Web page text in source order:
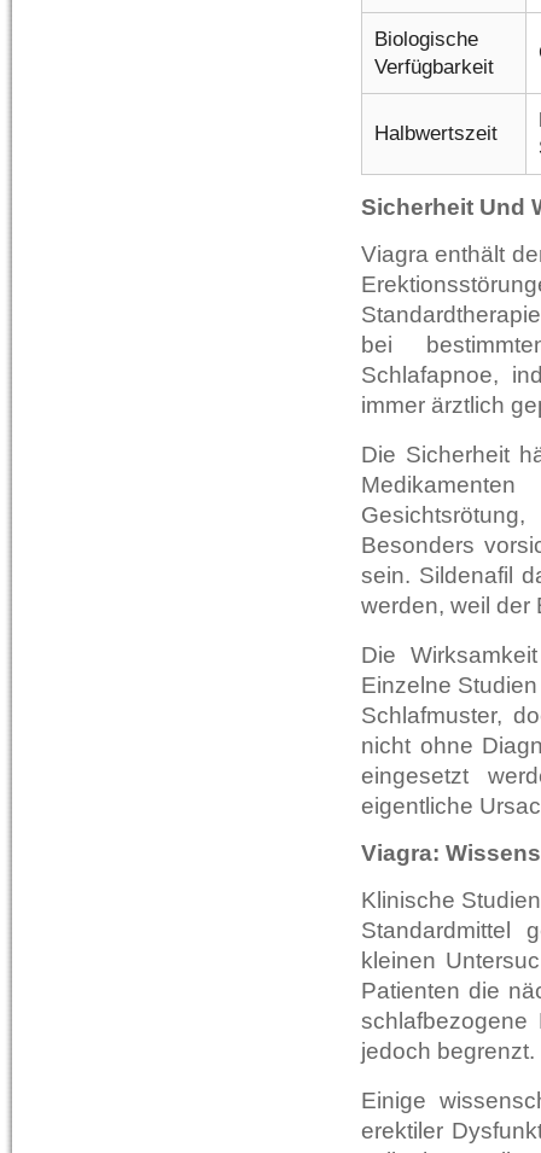
Biologische
Verfügbarkeit
Halbwertszeit
Sicherheit Und
Viagra enthält
bei
Schlafapnoe,
immer ärztlich
Die Sicherheit
Besonders
sein. Sildenafil
werden, weil der
Die
Einzelne
Schlafmuster,
nicht ohne
eingesetzt
eigentliche
Viagra:
Klinische
Standardmittel
kleinen
Patienten die
schlafbezogene
jedoch begrenzt.
Einige
erektiler